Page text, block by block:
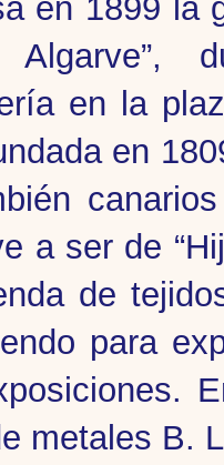
en 1899 la
Algarve”,
en la
en
a ser de
de
para
metales B.